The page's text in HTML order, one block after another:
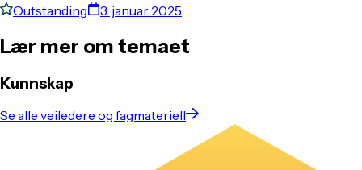
Outstanding 3. januar 2025
Lær mer om temaet
Kunnskap
Se alle veiledere og fagmateriell